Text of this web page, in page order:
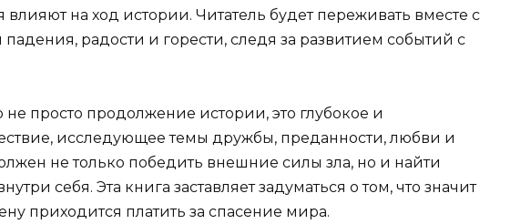
на ход истории. Читатель будет переживать вместе с
радости и горести, следя за развитием событий с
не просто продолжение истории, это глубокое и
исследующее темы дружбы, преданности, любви и
не только победить внешние силы зла, но и найти
себя. Эта книга заставляет задуматься о том, что значит
приходится платить за спасение мира.